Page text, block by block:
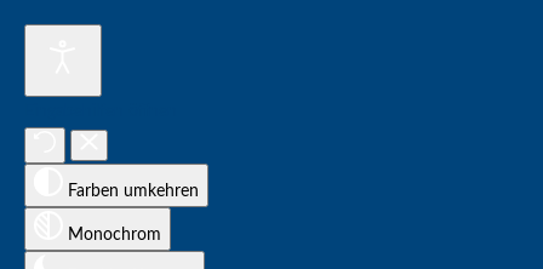
Farben umkehren
Monochrom